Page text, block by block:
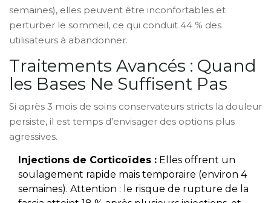
semaines), elles peuvent être inconfortables et
perturber le sommeil, ce qui conduit 44 % des
utilisateurs à abandonner.
Traitements Avancés : Quand
les Bases Ne Suffisent Pas
Si après 3 mois de soins conservateurs stricts la douleur
persiste, il est temps d’envisager des options plus
agressives.
Injections de Corticoïdes : Elles offrent un
soulagement rapide mais temporaire (environ 4
semaines). Attention : le risque de rupture de la